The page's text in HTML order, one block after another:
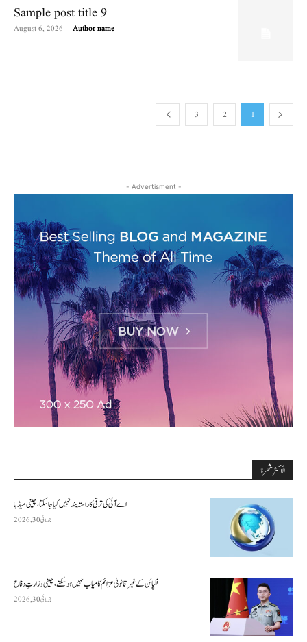
Sample post title 9
Author name
-
August 6, 2026
1
2
3
- Advertisment -
الأكثر شهرة
اے آئی کی ترقی کا راستہ بند نہیں کیا جا سکتا، چینی میڈیا
جولائی 30, 2026
فلپائن کے غیر قانونی عزائم کامیاب نہیں ہو سکتے ، چینی وزارتِ دفاع
جولائی 30, 2026